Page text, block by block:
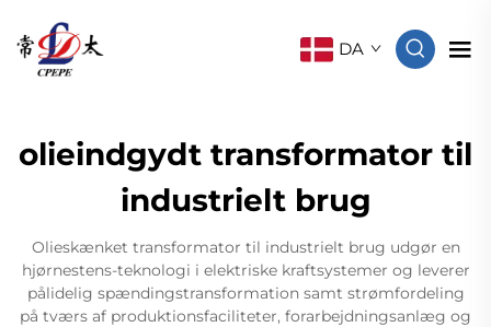
DA
olieindgydt transformator til
industrielt brug
Olieskænket transformator til industrielt brug udgør en
hjørnestens-teknologi i elektriske kraftsystemer og leverer
pålidelig spændingstransformation samt strømfordeling
på tværs af produktionsfaciliteter, forarbejdningsanlæg og